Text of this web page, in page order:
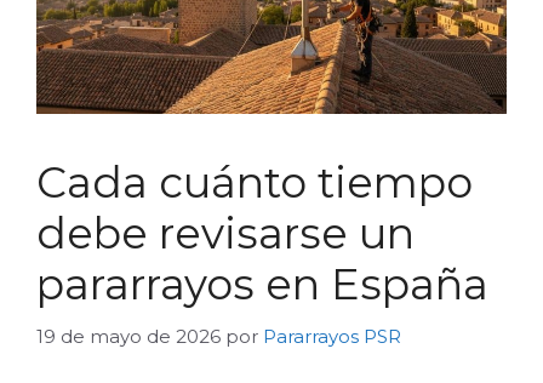
Cada cuánto tiempo
debe revisarse un
pararrayos en España
19 de mayo de 2026 por Pararrayos PSR